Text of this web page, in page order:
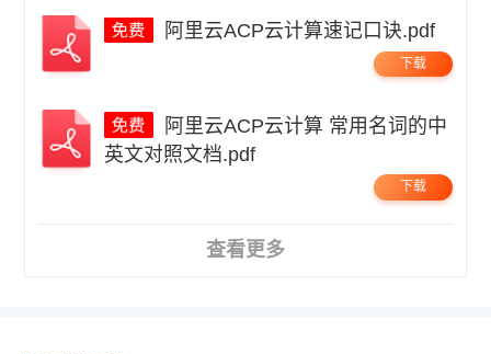
阿里云ACP云计算速记口诀.pdf
下载
英文对照文档.pdf
下载
查看更多